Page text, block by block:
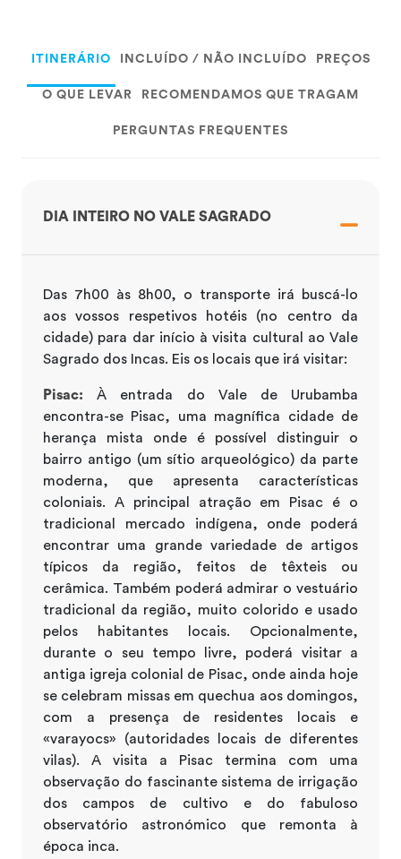
ITINERÁRIO INCLUÍDO / NÃO INCLUÍDO PREÇOS
O QUE LEVAR RECOMENDAMOS QUE TRAGAM
PERGUNTAS FREQUENTES
DIA INTEIRO NO VALE SAGRADO
Das 7h00 às 8h00, o transporte irá buscá-lo
aos vossos respetivos hotéis (no centro da
cidade) para dar início à visita cultural ao Vale
Sagrado dos Incas. Eis os locais que irá visitar:
Pisac: À entrada do Vale de Urubamba
encontra-se Pisac, uma magnífica cidade de
herança mista onde é possível distinguir o
bairro antigo (um sítio arqueológico) da parte
moderna, que apresenta características
coloniais. A principal atração em Pisac é o
tradicional mercado indígena, onde poderá
encontrar uma grande variedade de artigos
típicos da região, feitos de têxteis ou
cerâmica. Também poderá admirar o vestuário
tradicional da região, muito colorido e usado
pelos habitantes locais. Opcionalmente,
durante o seu tempo livre, poderá visitar a
antiga igreja colonial de Pisac, onde ainda hoje
se celebram missas em quechua aos domingos,
com a presença de residentes locais e
«varayocs» (autoridades locais de diferentes
vilas). A visita a Pisac termina com uma
observação do fascinante sistema de irrigação
dos campos de cultivo e do fabuloso
observatório astronómico que remonta à
época inca.